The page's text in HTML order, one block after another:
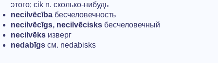
этого; cik n. сколько-нибудь
necilvēcība бесчеловечность
necilvēcīgs, necilvēcisks бесчеловечный
necilvēks изверг
nedabīgs см. nedabisks